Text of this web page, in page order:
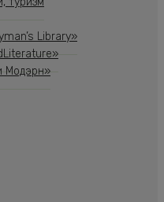
Library»
Модэрн»